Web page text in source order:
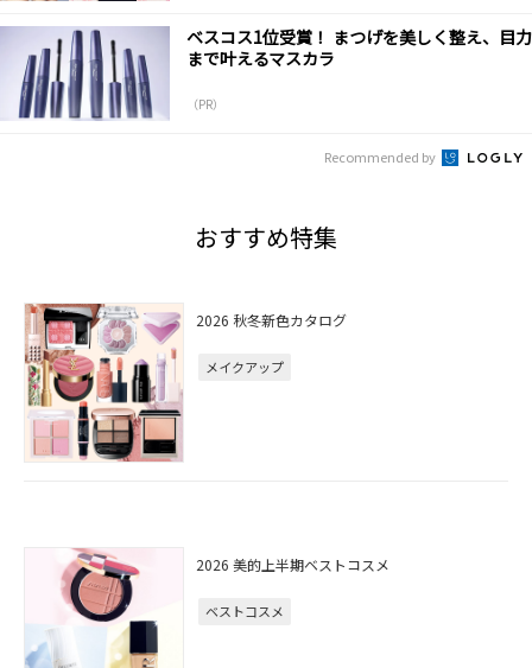
ベスコス1位受賞！ まつげを美しく整え、目力
まで叶えるマスカラ
（PR）
Recommended by
おすすめ特集
2026 秋冬新色カタログ
メイクアップ
2026 美的上半期ベストコスメ
ベストコスメ